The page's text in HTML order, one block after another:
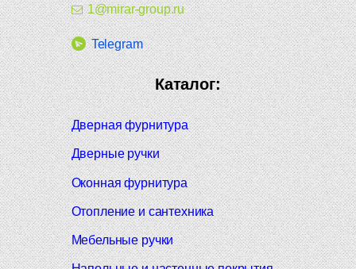
1@mirar-group.ru
Telegram
Каталог:
Дверная фурнитура
Дверные ручки
Оконная фурнитура
Отопление и сантехника
Мебельные ручки